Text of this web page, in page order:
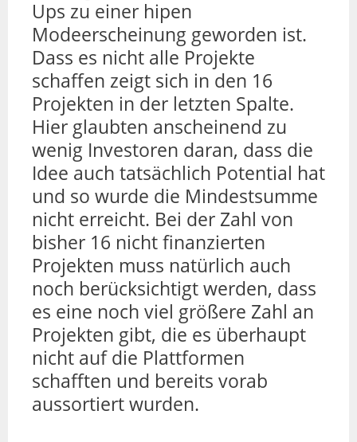
Ups zu einer hipen
Modeerscheinung geworden ist.
Dass es nicht alle Projekte
schaffen zeigt sich in den 16
Projekten in der letzten Spalte.
Hier glaubten anscheinend zu
wenig Investoren daran, dass die
Idee auch tatsächlich Potential hat
und so wurde die Mindestsumme
nicht erreicht. Bei der Zahl von
bisher 16 nicht finanzierten
Projekten muss natürlich auch
noch berücksichtigt werden, dass
es eine noch viel größere Zahl an
Projekten gibt, die es überhaupt
nicht auf die Plattformen
schafften und bereits vorab
aussortiert wurden.